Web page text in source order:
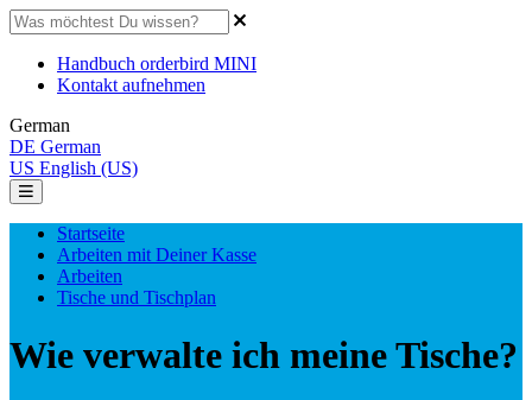
Handbuch orderbird MINI
Kontakt aufnehmen
German
DE German
US English (US)
Startseite
Arbeiten mit Deiner Kasse
Arbeiten
Tische und Tischplan
Wie verwalte ich meine Tische?